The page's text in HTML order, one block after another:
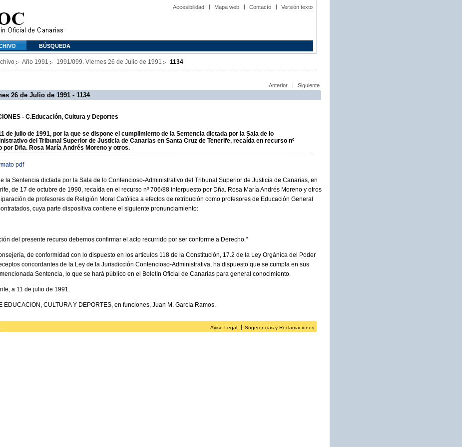
Accesibilidad Mapa web Contacto Versión texto
BÚSQUEDA
Año 1991 1991/099. Viernes 26 de Julio de 1991 1134
Anterior Siguiente
26 de Julio de 1991 - 1134
- C.Educación, Cultura y Deportes
de julio de 1991, por la que se dispone el cumplimiento de la Sentencia dictada por la Sala de lo
del Tribunal Superior de Justicia de Canarias en Santa Cruz de Tenerife, recaída en recurso nº
por Dña. Rosa María Andrés Moreno y otros.
pdf
la Sentencia dictada por la Sala de lo Contencioso-Administrativo del Tribunal Superior de Justicia de Canarias, en
de 17 de octubre de 1990, recaída en el recurso nº 706/88 interpuesto por Dña. Rosa María Andrés Moreno y otros
de profesores de Religión Moral Católica a efectos de retribución como profesores de Educación General
cuya parte dispositiva contiene el siguiente pronunciamiento:
del presente recurso debemos confirmar el acto recurrido por ser conforme a Derecho."
de conformidad con lo dispuesto en los artículos 118 de la Constitución, 17.2 de la Ley Orgánica del Poder
concordantes de la Ley de la Jurisdicción Contencioso-Administrativa, ha dispuesto que se cumpla en sus
Sentencia, lo que se hará público en el Boletín Oficial de Canarias para general conocimiento.
a 11 de julio de 1991.
EDUCACION, CULTURA Y DEPORTES, en funciones, Juan M. García Ramos.
Aviso Legal Sugerencias y Reclamaciones